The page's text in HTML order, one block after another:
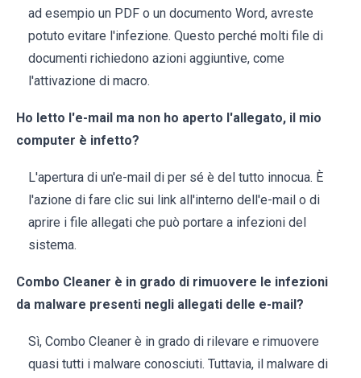
ad esempio un PDF o un documento Word, avreste
potuto evitare l'infezione. Questo perché molti file di
documenti richiedono azioni aggiuntive, come
l'attivazione di macro.
Ho letto l'e-mail ma non ho aperto l'allegato, il mio
computer è infetto?
L'apertura di un'e-mail di per sé è del tutto innocua. È
l'azione di fare clic sui link all'interno dell'e-mail o di
aprire i file allegati che può portare a infezioni del
sistema.
Combo Cleaner è in grado di rimuovere le infezioni
da malware presenti negli allegati delle e-mail?
Sì, Combo Cleaner è in grado di rilevare e rimuovere
quasi tutti i malware conosciuti. Tuttavia, il malware di